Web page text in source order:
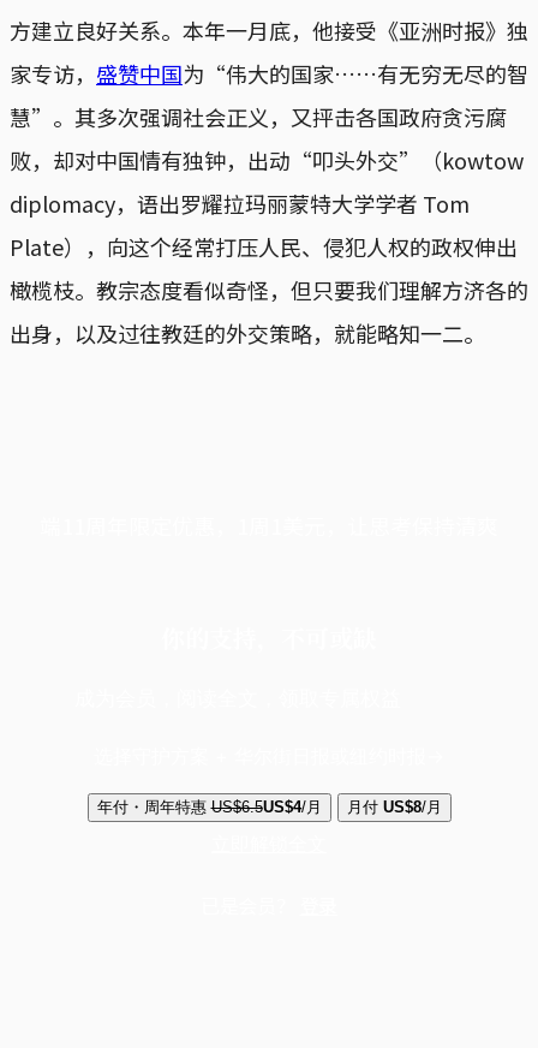
方建立良好关系。本年一月底，他接受《亚洲时报》独
家专访， 盛赞中国为“伟大的国家……有无穷无尽的智
慧”。其多次强调社会正义，又抨击各国政府贪污腐
败，却对中国情有独钟，出动“叩头外交”（kowtow
diplomacy，语出罗耀拉玛丽蒙特大学学者 Tom
Plate），向这个经常打压人民、侵犯人权的政权伸出
橄榄枝。教宗态度看似奇怪，但只要我们理解方济各的
出身，以及过往教廷的外交策略，就能略知一二。
年付・周年特惠 US$6.5US$4/月 月付 US$8/月